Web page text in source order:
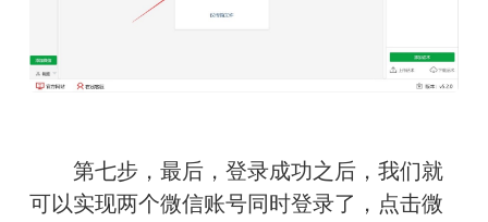
第七步，最后，登录成功之后，我们就
可以实现两个微信账号同时登录了，点击微